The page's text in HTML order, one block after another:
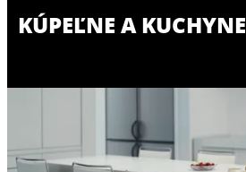
KÚPEĽNE A KUCHYNE